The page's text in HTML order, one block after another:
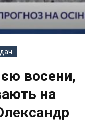
восени,
на